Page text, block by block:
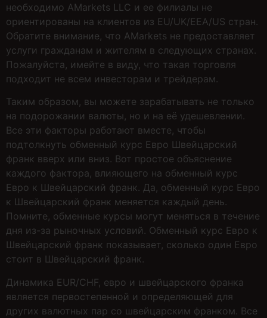
необходимо AMarkets LLC и ее филиалы не
ориентированы на клиентов из EU/UK/EEA/US стран.
Обратите внимание, что AMarkets не предоставляет
услуги гражданам и жителям в следующих странах.
Пожалуйста, имейте в виду, что такая торговля
подходит не всем инвесторам и трейдерам.
Таким образом, вы можете зарабатывать не только
на подорожании валюты, но и на её удешевлении.
Все эти факторы работают вместе, чтобы
подтолкнуть обменный курс Евро Швейцарский
франк вверх или вниз. Вот простое объяснение
каждого фактора, влияющего на обменный курс
Евро к Швейцарский франк. Да, обменный курс Евро
к Швейцарский франк меняется каждый день.
Помните, обменные курсы могут меняться в течение
дня из-за рыночных условий. Обменный курс Евро к
Швейцарский франк показывает, сколько один Евро
стоит в Швейцарский франк.
Динамика EUR/CHF, евро и швейцарского франка
является первостепенной и определяющей для
других валютных пар со швейцарским франком. Все